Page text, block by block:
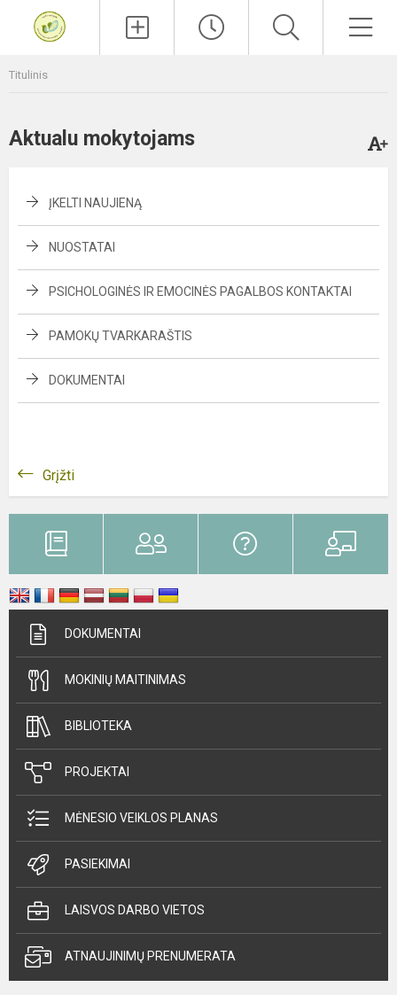
Titulinis
Aktualu mokytojams
ĮKELTI NAUJIENĄ
NUOSTATAI
PSICHOLOGINĖS IR EMOCINĖS PAGALBOS KONTAKTAI
PAMOKŲ TVARKARAŠTIS
DOKUMENTAI
Grįžti
DOKUMENTAI
MOKINIŲ MAITINIMAS
BIBLIOTEKA
PROJEKTAI
MĖNESIO VEIKLOS PLANAS
PASIEKIMAI
LAISVOS DARBO VIETOS
ATNAUJINIMŲ PRENUMERATA